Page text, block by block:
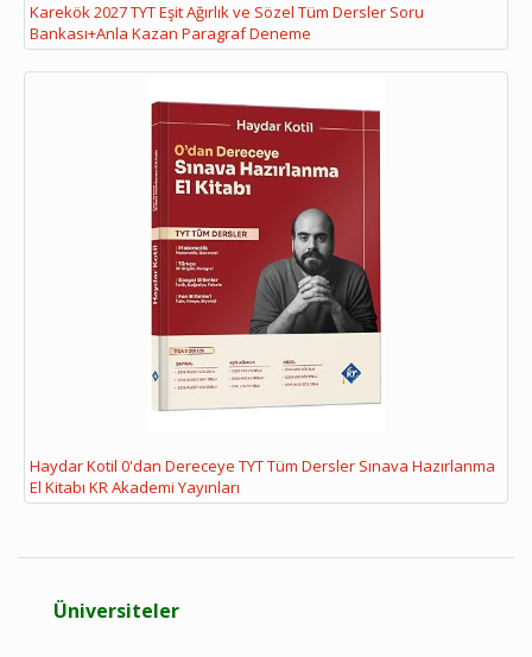
Karekök 2027 TYT Eşit Ağırlık ve Sözel Tüm Dersler Soru
Bankası+Anla Kazan Paragraf Deneme
Haydar Kotil 0'dan Dereceye TYT Tüm Dersler Sınava Hazırlanma
El Kitabı KR Akademi Yayınları
Üniversiteler